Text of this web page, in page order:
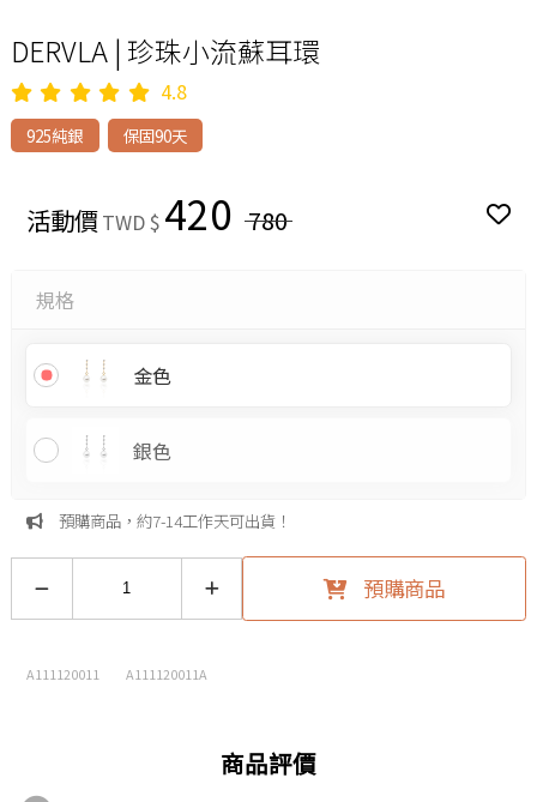
DERVLA | 珍珠小流蘇耳環
4.8
925純銀 保固90天
活動價TWD $ 420 780
規格
金色
銀色
預購商品，約7-14工作天可出貨！
預購商品
A111120011 A111120011A
商品評價